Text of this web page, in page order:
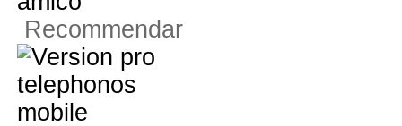
Recommendar